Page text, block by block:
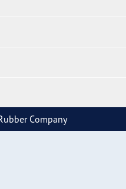
Company